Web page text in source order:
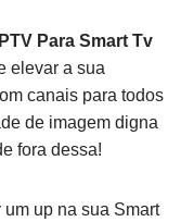
Para Smart Tv
elevar a sua
canais para todos
de imagem digna
fora dessa!
up na sua Smart